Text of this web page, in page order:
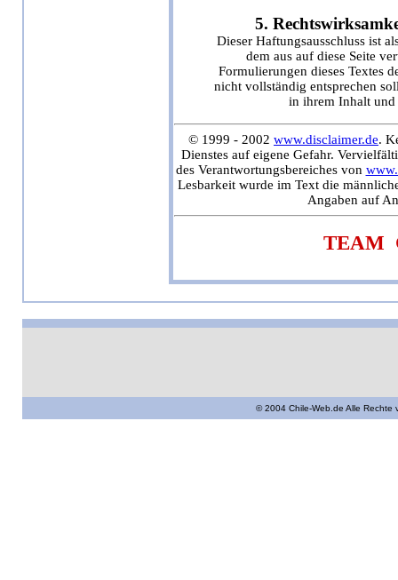
5.
Dieser Haftungsausschluss ist
dem aus auf diese Seite
Formulierungen dieses Textes
nicht vollständig entsprechen
in ihrem Inhalt
© 1999 - 2002 www.disclaimer.de.
Dienstes auf eigene Gefahr.
des Verantwortungsbereiches von
Lesbarkeit wurde im Text die
Angaben auf
TEAM
© 2004 Chile-Web.de Alle Rechte